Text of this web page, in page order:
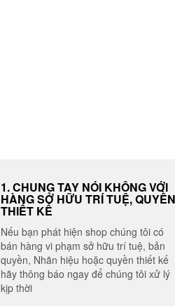
1. CHUNG TAY NÓI KHÔNG VỚI
HÀNG SỞ HỮU TRÍ TUỆ, QUYỀN
THIẾT KẾ
Nếu bạn phát hiện shop chúng tôi có
bán hàng vi phạm sở hữu trí tuệ, bản
quyền, Nhãn hiệu hoặc quyền thiết kế
hãy thông báo ngay để chúng tôi xử lý
kịp thời